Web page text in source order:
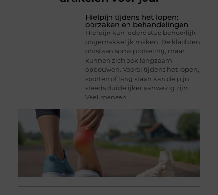
Hielpijn tijdens het lopen:
oorzaken en behandelingen
Hielpijn kan iedere stap behoorlijk
ongemakkelijk maken. De klachten
ontstaan soms plotseling, maar
kunnen zich ook langzaam
opbouwen. Vooral tijdens het lopen,
sporten of lang staan kan de pijn
steeds duidelijker aanwezig zijn.
Veel mensen